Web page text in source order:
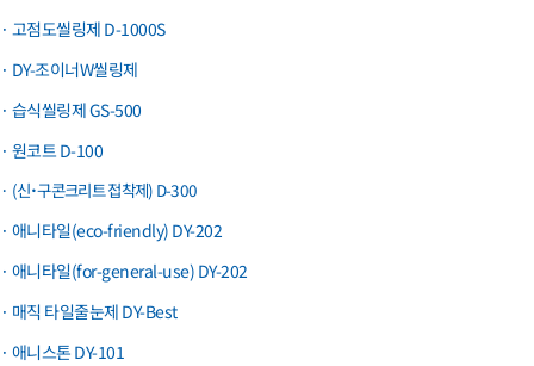
· 고점도씰링제 D-1000S
· DY-조이너W씰링제
· 습식씰링제 GS-500
· 원코트 D-100
· (신˙구콘크리트 접착제) D-300
· 애니타일(eco-friendly) DY-202
· 애니타일(for-general-use) DY-202
· 매직 타일줄눈제 DY-Best
· 애니스톤 DY-101